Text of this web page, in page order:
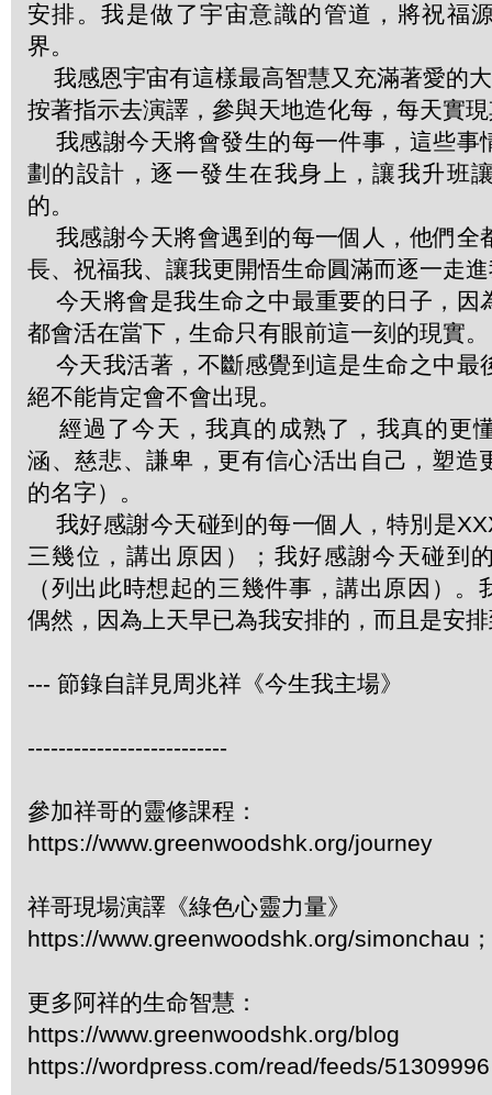
安排。我是做了宇宙意識的管道，將祝福
界。
我感恩宇宙有這樣最高智慧又充滿著愛的
按著指示去演譯，參與天地造化每，每天實
我感謝今天將會發生的每一件事，這些事
劃的設計，逐一發生在我身上，讓我升班
的。
我感謝今天將會遇到的每一個人，他們全
長、祝福我、讓我更開悟生命圓滿而逐一走
今天將會是我生命之中最重要的日子，因
都會活在當下，生命只有眼前這一刻的現實。
今天我活著，不斷感覺到這是生命之中最
絕不能肯定會不會出現。
經過了今天，我真的成熟了，我真的更
涵、慈悲、謙卑，更有信心活出自己，塑造
的名字）。
我好感謝今天碰到的每一個人，特別是
三幾位，講出原因）；我好感謝今天碰到
（列出此時想起的三幾件事，講出原因）。
偶然，因為上天早已為我安排的，而且是安
--- 節錄自詳見周兆祥《今生我主場》
--------------------------
參加祥哥的靈修課程：
https://www.greenwoodshk.org/journey
祥哥現場演譯《綠色心靈力量》
https://www.greenwoodshk.org/simonchau
更多阿祥的生命智慧：
https://www.greenwoodshk.org/blog
https://wordpress.com/read/feeds/51309996